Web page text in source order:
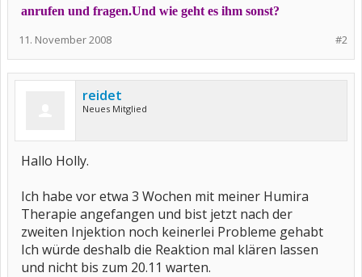
anrufen und fragen.Und wie geht es ihm sonst?
#2
11. November 2008
reidet
Neues Mitglied
Hallo Holly.
Ich habe vor etwa 3 Wochen mit meiner Humira
Therapie angefangen und bist jetzt nach der
zweiten Injektion noch keinerlei Probleme gehabt
Ich würde deshalb die Reaktion mal klären lassen
und nicht bis zum 20.11 warten.